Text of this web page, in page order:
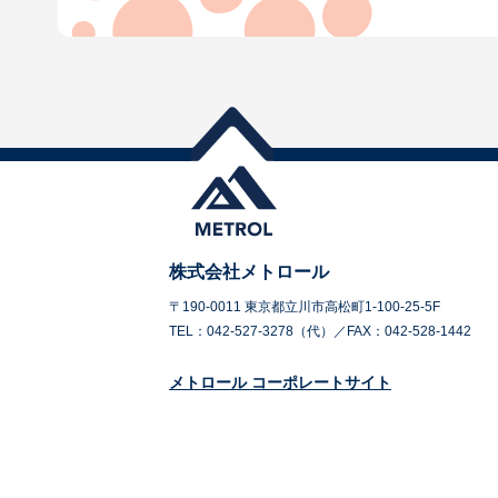
株式会社メトロール
〒190-0011 東京都立川市高松町1-100-25-5F
TEL：042-527-3278（代）／FAX：042-528-1442
メトロール コーポレートサイト